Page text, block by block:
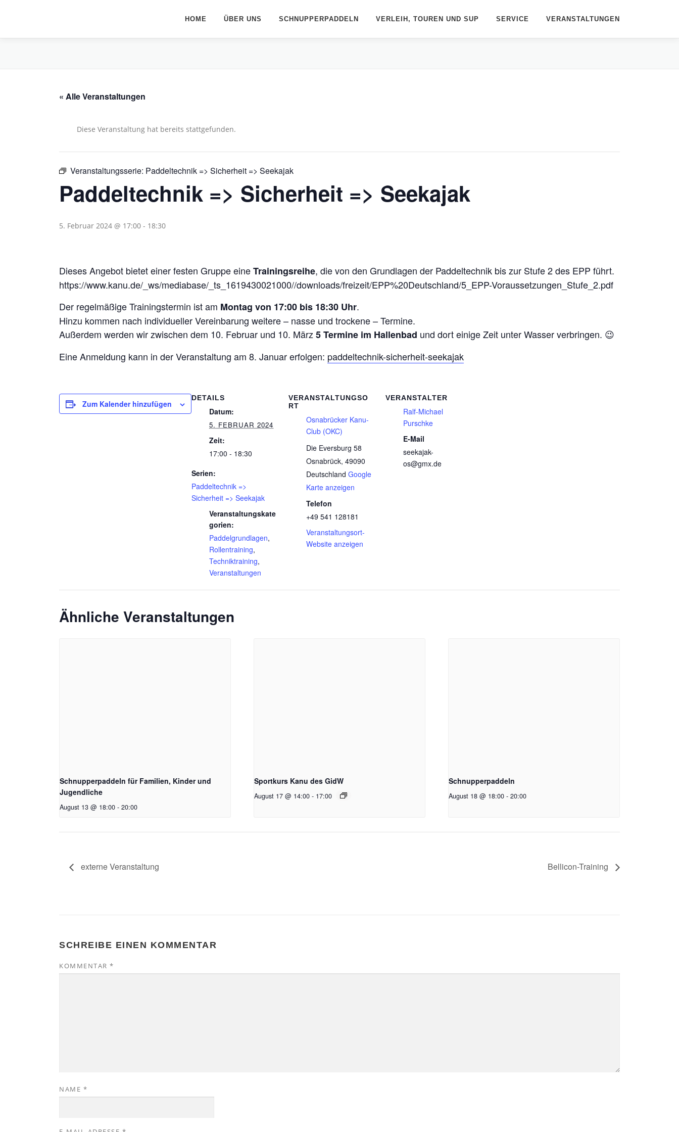
HOME ÜBER UNS SCHNUPPERPADDELN VERLEIH, TOUREN UND SUP SERVICE VERANSTALTUNGEN
« Alle Veranstaltungen
Diese Veranstaltung hat bereits stattgefunden.
Veranstaltungsserie: Paddeltechnik => Sicherheit => Seekajak
Paddeltechnik => Sicherheit => Seekajak
5. Februar 2024 @ 17:00 - 18:30
Dieses Angebot bietet einer festen Gruppe eineTrainingsreihe, die von den Grundlagen der Paddeltechnik bis zur Stufe 2 des EPP führt.
https://www.kanu.de/_ws/mediabase/_ts_1619430021000//downloads/freizeit/EPP%20Deutschland/5_EPP-Voraussetzungen_Stufe_2.pdf
Der regelmäßige Trainingstermin ist am Montag von 17:00 bis 18:30 Uhr.
Hinzu kommen nach individueller Vereinbarung weitere – nasse und trockene – Termine.
Außerdem werden wir zwischen dem 10. Februar und 10. März 5 Termine im Hallenbad und dort einige Zeit unter Wasser verbringen. 😉
Eine Anmeldung kann in der Veranstaltung am 8. Januar erfolgen: paddeltechnik-sicherheit-seekajak
Zum Kalender hinzufügen
DETAILS
Datum:
5. FEBRUAR 2024
Zeit:
17:00 - 18:30
Serien:
Paddeltechnik =>
Sicherheit => Seekajak
Veranstaltungskate
gorien:
Paddelgrundlagen,
Rollentraining,
Techniktraining,
Veranstaltungen
VERANSTALTUNGSO
RT
Osnabrücker Kanu-
Club (OKC)
Die Eversburg 58
Osnabrück, 49090
Deutschland Google
Karte anzeigen
Telefon
+49 541 128181
Veranstaltungsort-
Website anzeigen
VERANSTALTER
Ralf-Michael
Purschke
E-Mail
seekajak-
os@gmx.de
Ähnliche Veranstaltungen
Schnupperpaddeln für Familien, Kinder und
Jugendliche
August 13 @ 18:00 - 20:00
Sportkurs Kanu des GidW
August 17 @ 14:00 - 17:00
Schnupperpaddeln
August 18 @ 18:00 - 20:00
externe Veranstaltung Bellicon-Training
SCHREIBE EINEN KOMMENTAR
KOMMENTAR *
NAME *